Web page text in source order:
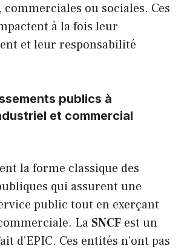
ou sociales. Ces
à la fois leur
et leur responsabilité
publics à
et commercial
la forme classique des
qui assurent une
public tout en exerçant
La SNCF est un
d’EPIC. Ces entités n’ont pas